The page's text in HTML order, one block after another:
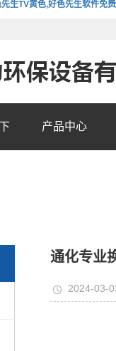
生TV黄色,好色先生软件免费
产品中心
通化专业
2024-03-